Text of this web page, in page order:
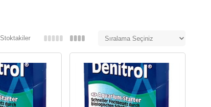
Stoktakiler